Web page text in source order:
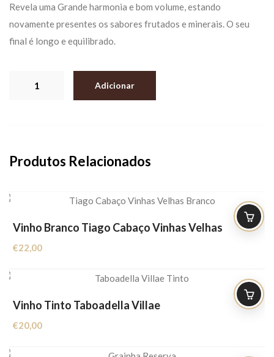
Revela uma Grande harmonia e bom volume, estando
novamente presentes os sabores frutados e minerais. O seu
final é longo e equilibrado.
Adicionar
Produtos Relacionados
Vinho Branco Tiago Cabaço Vinhas Velhas
€22,00
Vinho Tinto Taboadella Villae
€20,00